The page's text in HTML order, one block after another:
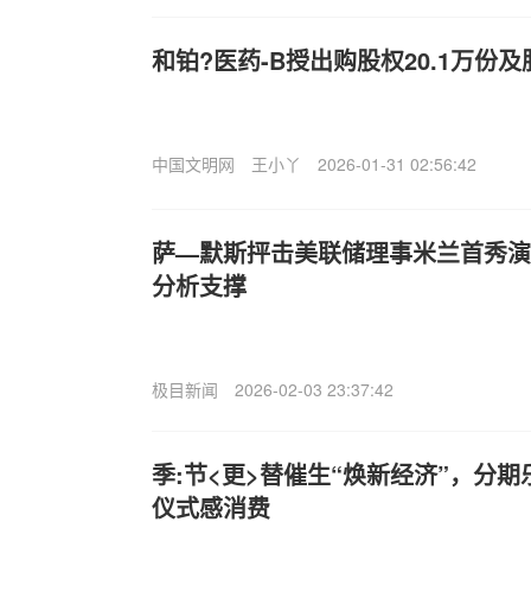
和铂?医药-B授出购股权20.1万份
中国文明网 王小丫 2026-01-31 02:56:42
萨—默斯抨击美联储理事米兰首秀
分析支撑
极目新闻 2026-02-03 23:37:42
季:节<更>替催生“焕新经济”，分期
仪式感消费